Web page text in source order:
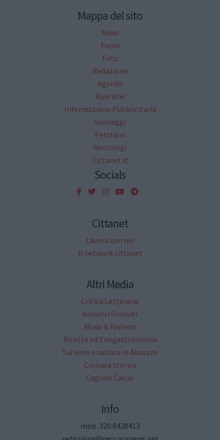
Mappa del sito
News
Focus
Foto
Redazione
Agenda
Rubriche
Informazione Pubblicitaria
Sondaggi
Petizioni
Necrologi
Cittanet.it
Socials
Cittanet
Lavora con noi
Il network cittanet
Altri Media
Critica Letteraria
Annunci Gratuiti
Moda & Fashion
Ricette ed Enogastronomia
Turismo e cultura in Abruzzo
Cronaca storica
Cagliari Calcio
Info
mob. 320.8428413